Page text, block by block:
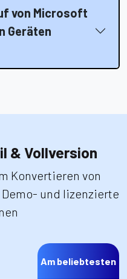
von Microsoft
Geräten
& Vollversion
Konvertieren von
und lizenzierte
Am beliebtesten